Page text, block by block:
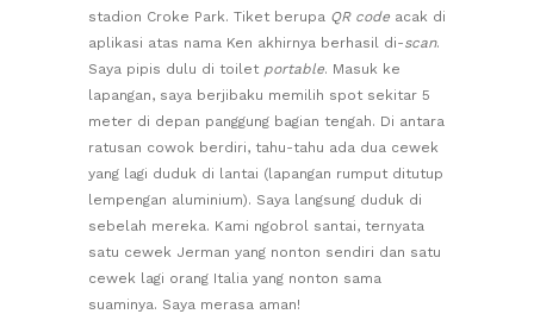
stadion Croke Park. Tiket berupa QR code acak di
aplikasi atas nama Ken akhirnya berhasil di-scan.
Saya pipis dulu di toilet portable. Masuk ke
lapangan, saya berjibaku memilih spot sekitar 5
meter di depan panggung bagian tengah. Di antara
ratusan cowok berdiri, tahu-tahu ada dua cewek
yang lagi duduk di lantai (lapangan rumput ditutup
lempengan aluminium). Saya langsung duduk di
sebelah mereka. Kami ngobrol santai, ternyata
satu cewek Jerman yang nonton sendiri dan satu
cewek lagi orang Italia yang nonton sama
suaminya. Saya merasa aman!